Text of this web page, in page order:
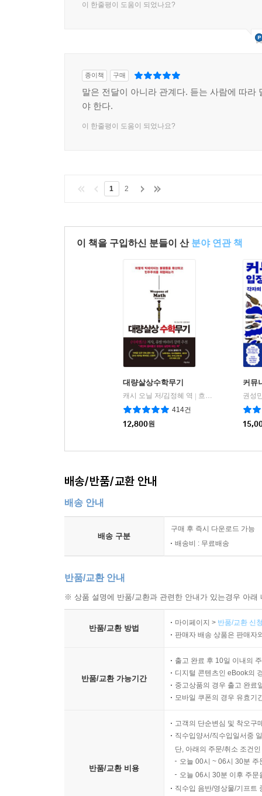
이 한줄평이 도움이 되었나요?
종이책 구매
말은 전달이 아니라 관계다. 듣는 사람에 따라
야 한다.
이 한줄평이 도움이 되었나요?
1 2
이 책을 구입하신 분들이 산 분야 연관 책
대량살상수학무기
캐시 오닐 저/김정혜 역
흐름출판
414건
12,800원
커뮤
권성
배송/반품/교환 안내
배송 안내
배송 구분
구매 후 즉시 다운로드 가능
배송비 : 무료배송
반품/교환 안내
※ 상품 설명에 반품/교환과 관련한 안내가 있는경우 아
반품/교환 방법
마이페이지 > 반품/교환 신
판매자 배송 상품은 판매자
반품/교환 가능기간
출고 완료 후 10일 이내의
디지털 콘텐츠인 eBook의
중고상품의 경우 출고 완료
모바일 쿠폰의 경우 유효기
반품/교환 비용
고객의 단순변심 및 착오구
직수입양서/직수입일서중
단, 아래의 주문/취소 조건
오늘 00시 ~ 06시 30분
오늘 06시 30분 이후 주
직수입 음반/영상물/기프트